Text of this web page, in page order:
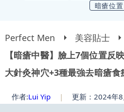
暗瘡位置
Perfect Men 美容貼士
【暗瘡中醫】臉上7個位置反
大針灸神穴+3種最強去暗瘡食
作者:Lui Yip | 更新：2024年